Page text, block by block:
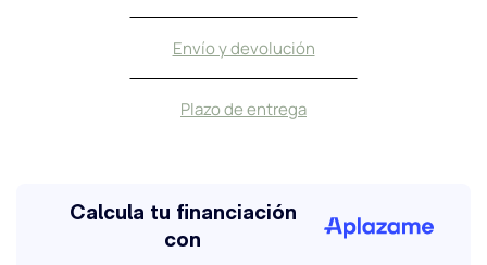
Envío y devolución
Plazo de entrega